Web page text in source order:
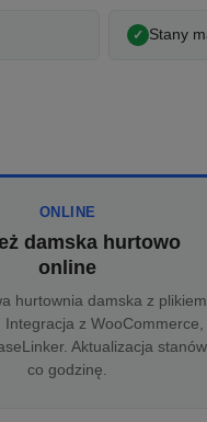
Stany
ONLINE
damska hurtowo
online
hurtownia damska z plikiem
Integracja z WooCommerce,
Aktualizacja stanów
co godzinę.